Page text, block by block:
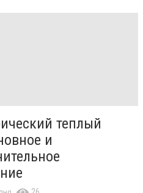
теплый
и